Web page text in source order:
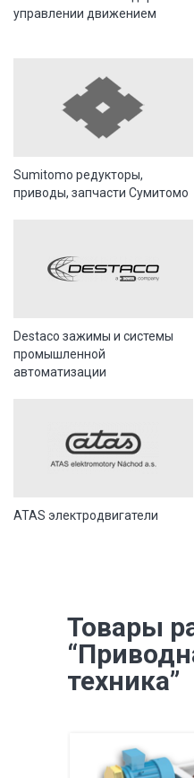
управлении движением
Sumitomo редукторы,
приводы, запчасти Сумитомо
Destaco зажимы и системы
промышленной
автоматизации
ATAS электродвигатели
Товары
техника”